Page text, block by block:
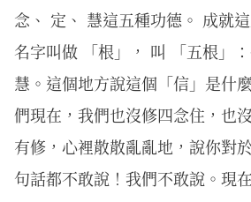
念、 定、 慧這五種功德。 成就
名字叫做 「根」， 叫 「五根」
慧。這個地方說這個「信」是什
們現在，我們也沒修四念住，也
有修，心裡散散亂亂地，說你對
句話都不敢說！我們不敢說。現